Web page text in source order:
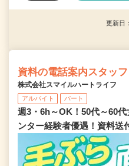
更新日
資料の電話案内スタッフ
株式会社スマイルハートライフ
アルバイト パート
週3・6h～OK！50代～60
ンター経験者優遇！資料送